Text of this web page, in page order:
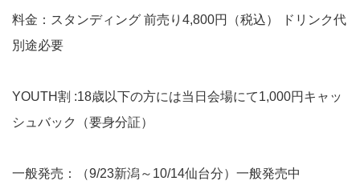
料金：スタンディング 前売り4,800円（税込） ドリンク代
別途必要
YOUTH割 :18歳以下の方には当日会場にて1,000円キャッ
シュバック（要身分証）
一般発売：（9/23新潟～10/14仙台分）一般発売中